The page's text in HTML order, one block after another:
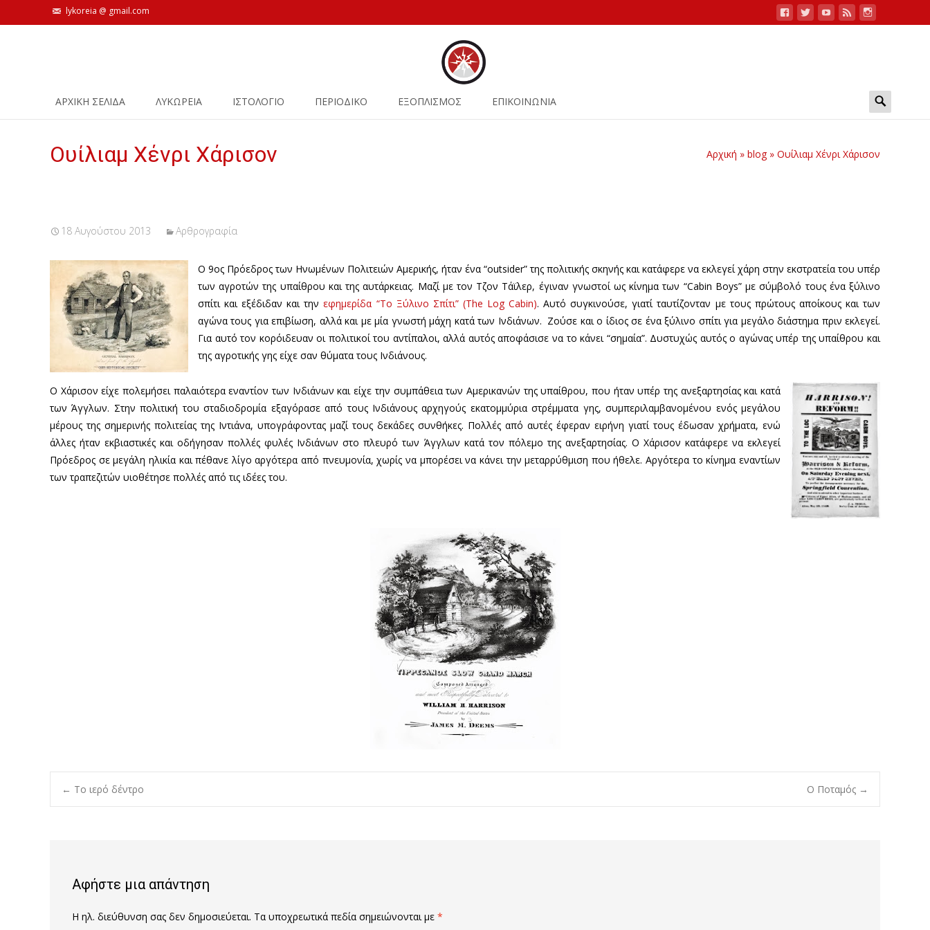
lykoreia @ gmail.com
ΑΡΧΙΚΗ ΣΕΛΙΔΑ ΛΥΚΩΡΕΙΑ ΙΣΤΟΛΌΓΙΟ ΠΕΡΙΟΔΙΚΟ ΕΞΟΠΛΙΣΜΟΣ ΕΠΙΚΟΙΝΩΝΙΑ
Search
for:
Ουίλιαμ Χένρι Χάρισον Αρχική » blog » Ουίλιαμ Χένρι Χάρισον
18 Αυγούστου 2013 Αρθρογραφία
Ο 9ος Πρόεδρος των Ηνωμένων Πολιτειών Αμερικής, ήταν ένα “outsider” της πολιτικής σκηνής και κατάφερε να εκλεγεί χάρη στην εκστρατεία του υπέρ
των αγροτών της υπαίθρου και της αυτάρκειας. Μαζί με τον Τζον Τάϊλερ, έγιναν γνωστοί ως κίνημα των “Cabin Boys” με σύμβολό τους ένα ξύλινο
σπίτι και εξέδιδαν και τηνεφημερίδα “Το Ξύλινο Σπίτι” (The Log Cabin). Αυτό συγκινούσε, γιατί ταυτίζονταν με τους πρώτους αποίκους και των
αγώνα τους για επιβίωση, αλλά και με μία γνωστή μάχη κατά των Ινδιάνων. Ζούσε και ο ίδιος σε ένα ξύλινο σπίτι για μεγάλο διάστημα πριν εκλεγεί.
Για αυτό τον κορόιδευαν οι πολιτικοί του αντίπαλοι, αλλά αυτός αποφάσισε να το κάνει “σημαία”. Δυστυχώς αυτός ο αγώνας υπέρ της υπαίθρου και
της αγροτικής γης είχε σαν θύματα τους Ινδιάνους.
Ο Χάρισον είχε πολεμήσει παλαιότερα εναντίον των Ινδιάνων και είχε την συμπάθεια των Αμερικανών της υπαίθρου, που ήταν υπέρ της ανεξαρτησίας και κατά
των Άγγλων. Στην πολιτική του σταδιοδρομία εξαγόρασε από τους Ινδιάνους αρχηγούς εκατομμύρια στρέμματα γης, συμπεριλαμβανομένου ενός μεγάλου
μέρους της σημερινής πολιτείας της Ιντιάνα, υπογράφοντας μαζί τους δεκάδες συνθήκες. Πολλές από αυτές έφεραν ειρήνη γιατί τους έδωσαν χρήματα, ενώ
άλλες ήταν εκβιαστικές και οδήγησαν πολλές φυλές Ινδιάνων στο πλευρό των Άγγλων κατά τον πόλεμο της ανεξαρτησίας. Ο Χάρισον κατάφερε να εκλεγεί
Πρόεδρος σε μεγάλη ηλικία και πέθανε λίγο αργότερα από πνευμονία, χωρίς να μπορέσει να κάνει την μεταρρύθμιση που ήθελε. Αργότερα το κίνημα εναντίων
των τραπεζιτών υιοθέτησε πολλές από τις ιδέες του.
Post
← Το ιερό δέντρο Ο Ποταμός →
Αφήστε μια απάντηση
Η ηλ. διεύθυνση σας δεν δημοσιεύεται. Τα υποχρεωτικά πεδία σημειώνονται με *